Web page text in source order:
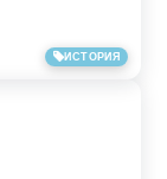
ИСТОРИЯ